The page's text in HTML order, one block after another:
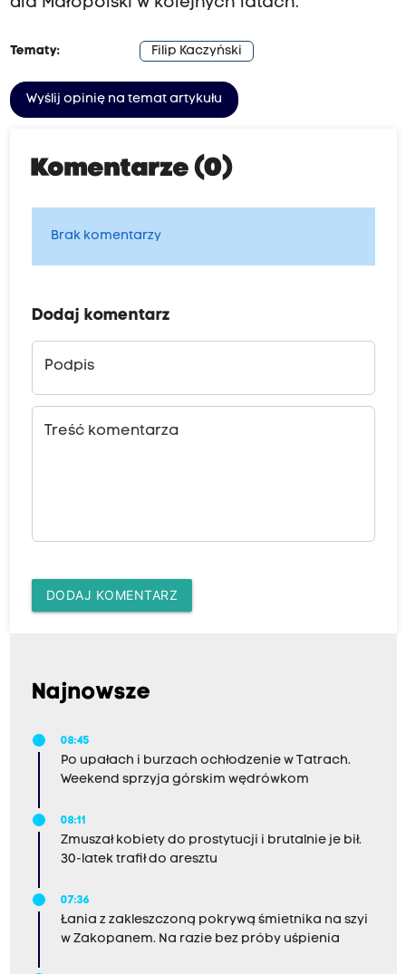
Tematy: Filip Kaczyński
Wyślij opinię na temat artykułu
Komentarze (0)
Brak komentarzy
Dodaj komentarz
Podpis
Treść komentarza
DODAJ KOMENTARZ
Najnowsze
08:45
Po upałach i burzach ochłodzenie w Tatrach.
Weekend sprzyja górskim wędrówkom
08:11
Zmuszał kobiety do prostytucji i brutalnie je bił.
30-latek trafił do aresztu
07:36
Łania z zakleszczoną pokrywą śmietnika na szyi
w Zakopanem. Na razie bez próby uśpienia